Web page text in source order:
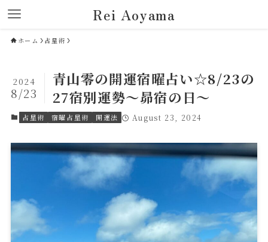
Rei Aoyama
ホーム 占星術
青山零の開運宿曜占い☆8/23の
27宿別運勢～昴宿の日～
2024
8/23
占星術 宿曜占星術 開運法 August 23, 2024